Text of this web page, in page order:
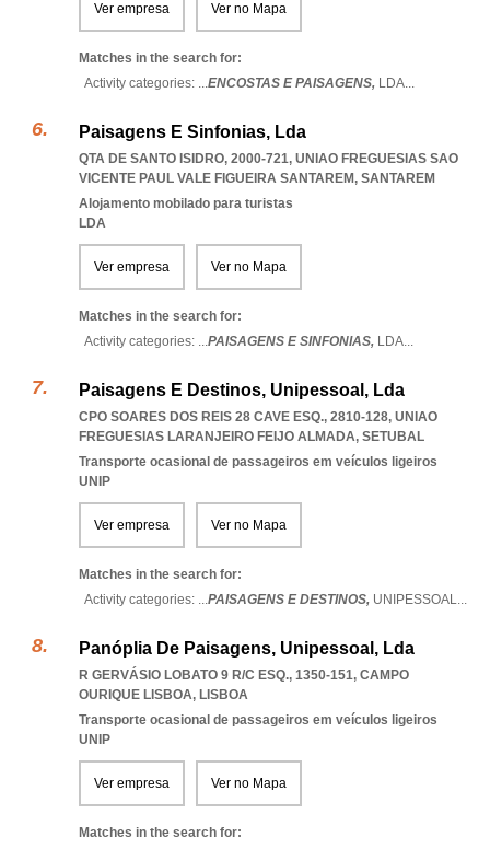
Ver empresa Ver no Mapa
Matches in the search for:
Activity categories: ...ENCOSTAS E PAISAGENS, LDA...
Paisagens E Sinfonias, Lda
QTA DE SANTO ISIDRO, 2000-721, UNIAO FREGUESIAS SAO
VICENTE PAUL VALE FIGUEIRA SANTAREM, SANTAREM
Alojamento mobilado para turistas
LDA
Ver empresa Ver no Mapa
Matches in the search for:
Activity categories: ...PAISAGENS E SINFONIAS, LDA...
Paisagens E Destinos, Unipessoal, Lda
CPO SOARES DOS REIS 28 CAVE ESQ., 2810-128, UNIAO
FREGUESIAS LARANJEIRO FEIJO ALMADA, SETUBAL
Transporte ocasional de passageiros em veículos ligeiros
UNIP
Ver empresa Ver no Mapa
Matches in the search for:
Activity categories: ...PAISAGENS E DESTINOS, UNIPESSOAL...
Panóplia De Paisagens, Unipessoal, Lda
R GERVÁSIO LOBATO 9 R/C ESQ., 1350-151, CAMPO
OURIQUE LISBOA, LISBOA
Transporte ocasional de passageiros em veículos ligeiros
UNIP
Ver empresa Ver no Mapa
Matches in the search for: